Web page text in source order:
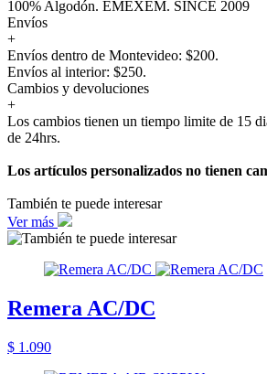
100% Algodón. EMEXEM. SINCE 2009
Envíos
+
Envíos dentro de Montevideo: $200.
Envíos al interior: $250.
Cambios y devoluciones
+
Los cambios tienen un tiempo limite de 15
de 24hrs.
Los artículos personalizados no tienen
También te puede interesar
Ver más
Remera AC/DC
$ 1.090